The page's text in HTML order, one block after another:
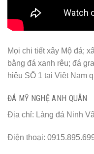
Mọi chi tiết xây Mộ đá;
bằng đá xanh rêu; đá
hiệu SỐ 1 tại Việt Nam
ĐÁ MỸ NGHỆ ANH QUÂN
Địa chỉ: Làng đá Ninh
Điện thoại: